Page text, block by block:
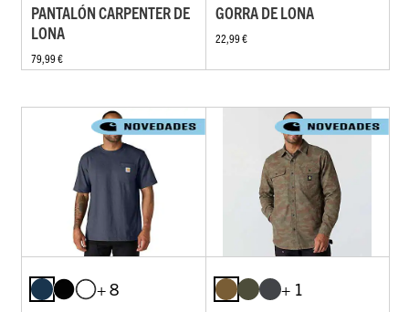
PANTALÓN CARPENTER DE
LONA
79,99 €
GORRA DE LONA
22,99 €
+ 8
+ 1